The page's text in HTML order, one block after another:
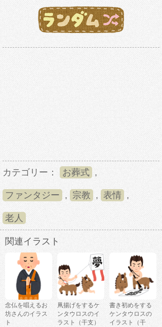
カテゴリー： お葬式 ,
ファンタジー , 宗教 , 表情 ,
老人
関連イラスト
念仏を唱えるお
坊さんのイラス
ト
凧揚げをするケ
ンタウロスのイ
ラスト（干支）
書き初めをする
ケンタウロスの
イラスト（干